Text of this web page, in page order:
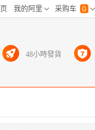
48小時發貨